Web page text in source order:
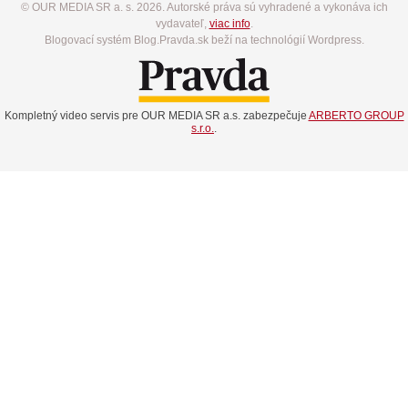
© OUR MEDIA SR a. s. 2026. Autorské práva sú vyhradené a vykonáva ich
vydavateľ, viac info.
Blogovací systém Blog.Pravda.sk beží na technológií Wordpress.
Kompletný video servis pre OUR MEDIA SR a.s. zabezpečuje ARBERTO GROUP
s.r.o..